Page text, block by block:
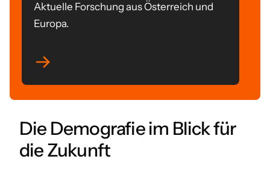
Aktuelle Forschung aus Österreich und
Europa.
Die Demografie im Blick für
die Zukunft